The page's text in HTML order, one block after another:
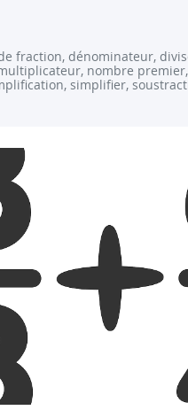
fraction, dénominateur,
nombre premier,
simplifier,